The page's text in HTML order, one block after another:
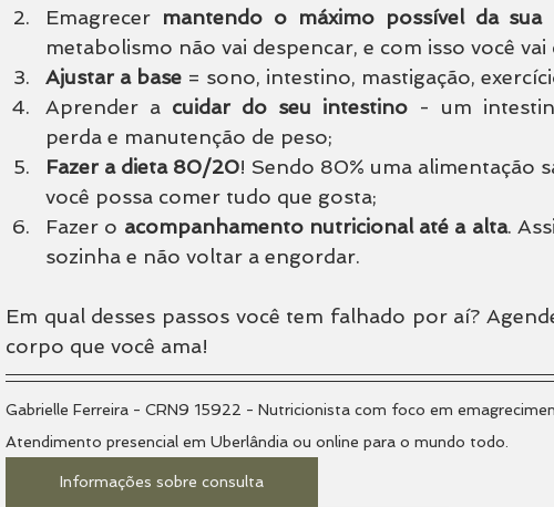
Emagrecer mantendo o máximo possível da sua
metabolismo não vai despencar, e com isso você
Ajustar a base = sono, intestino, mastigação,
Aprender a cuidar do seu intestino - um
perda e manutenção de peso;
Fazer a dieta 80/20! Sendo 80% uma alimentação
você possa comer tudo que gosta;
Fazer o acompanhamento nutricional até a alta.
sozinha e não voltar a engordar.
Em qual desses passos você tem falhado por aí?
corpo que você ama!
Gabrielle Ferreira - CRN9 15922 - Nutricionista com foco em
Atendimento presencial em Uberlândia ou online para o mundo todo.
Informações sobre consulta